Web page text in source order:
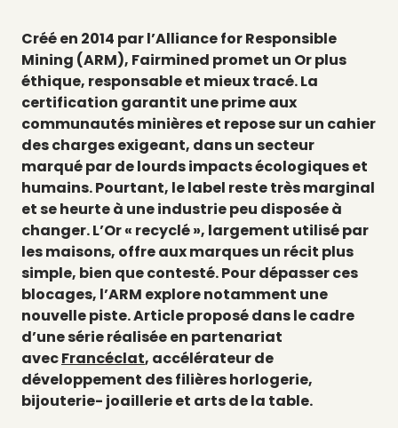
Créé en 2014 par l’Alliance for Responsible
Mining (ARM), Fairmined promet un Or plus
éthique, responsable et mieux tracé. La
certification garantit une prime aux
communautés minières et repose sur un cahier
des charges exigeant, dans un secteur
marqué par de lourds impacts écologiques et
humains. Pourtant, le label reste très marginal
et se heurte à une industrie peu disposée à
changer. L’Or « recyclé », largement utilisé par
les maisons, offre aux marques un récit plus
simple, bien que contesté. Pour dépasser ces
blocages, l’ARM explore notamment une
nouvelle piste.Article proposé dans le cadre
d’unesérieréalisée en partenariat
avecFrancéclat, accélérateur de
développement des filières horlogerie,
bijouterie- joaillerie et arts de la table.